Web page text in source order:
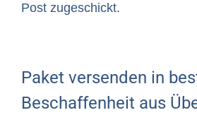
Post zugeschickt.
Paket versenden in
Beschaffenheit aus